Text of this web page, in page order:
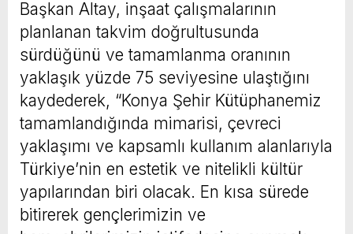
Başkan Altay, inşaat çalışmalarının
planlanan takvim doğrultusunda
sürdüğünü ve tamamlanma oranının
yaklaşık yüzde 75 seviyesine ulaştığını
kaydederek, “Konya Şehir Kütüphanemiz
tamamlandığında mimarisi, çevreci
yaklaşımı ve kapsamlı kullanım alanlarıyla
Türkiye’nin en estetik ve nitelikli kültür
yapılarından biri olacak. En kısa sürede
bitirerek gençlerimizin ve